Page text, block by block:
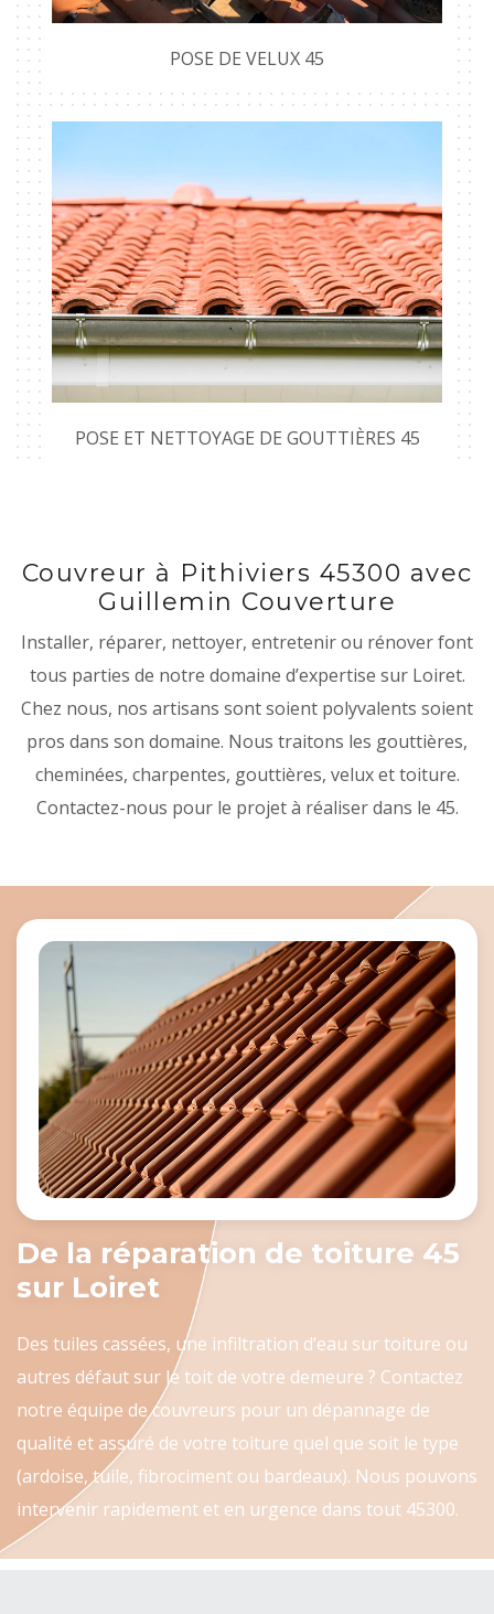
POSE DE VELUX 45
POSE ET NETTOYAGE DE GOUTTIÈRES 45
Couvreur à Pithiviers 45300 avec
Guillemin Couverture
Installer, réparer, nettoyer, entretenir ou rénover font
tous parties de notre domaine d’expertise sur Loiret.
Chez nous, nos artisans sont soient polyvalents soient
pros dans son domaine. Nous traitons les gouttières,
cheminées, charpentes, gouttières, velux et toiture.
Contactez-nous pour le projet à réaliser dans le 45.
De la réparation de toiture 45
sur Loiret
Des tuiles cassées, une infiltration d’eau sur toiture ou
autres défaut sur le toit de votre demeure ? Contactez
notre équipe de couvreurs pour un dépannage de
qualité et assuré de votre toiture quel que soit le type
(ardoise, tuile, fibrociment ou bardeaux). Nous pouvons
intervenir rapidement et en urgence dans tout 45300.